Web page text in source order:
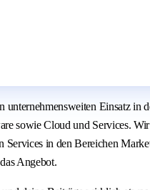
Einsatz in
sowie Cloud und Services.
in den Bereichen
Angebot.